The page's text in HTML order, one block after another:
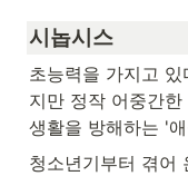
시놉시스
초능력을 가지고
지만 정작 어중간
생활을 방해하는 '
청소년기부터 겪어